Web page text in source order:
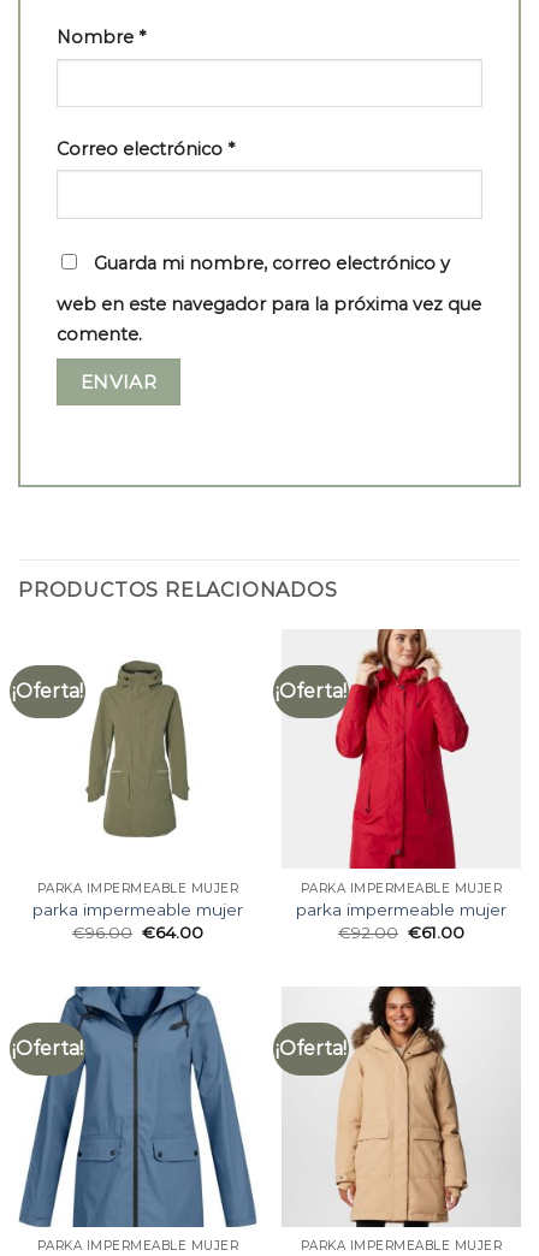
Nombre *
Correo electrónico *
Guarda mi nombre, correo electrónico y
web en este navegador para la próxima vez que
comente.
PRODUCTOS RELACIONADOS
¡Oferta!
PARKA IMPERMEABLE MUJER
parka impermeable mujer
€96.00 €64.00
¡Oferta!
PARKA IMPERMEABLE MUJER
parka impermeable mujer
€92.00 €61.00
¡Oferta!
PARKA IMPERMEABLE MUJER
¡Oferta!
PARKA IMPERMEABLE MUJER